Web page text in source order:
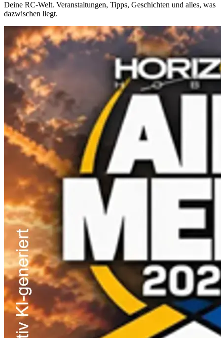
Deine RC-Welt. Veranstaltungen, Tipps, Geschichten und alles, was
dazwischen liegt.